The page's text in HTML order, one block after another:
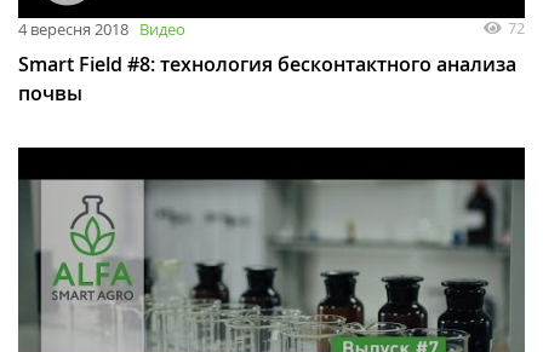
4 вересня 2018 Видео 72
Smart Field #8: технология бесконтактного анализа
почвы